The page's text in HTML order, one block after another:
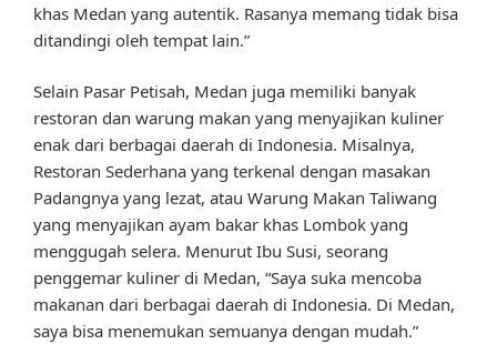
khas Medan yang autentik. Rasanya memang tidak bisa
ditandingi oleh tempat lain.”
Selain Pasar Petisah, Medan juga memiliki banyak
restoran dan warung makan yang menyajikan kuliner
enak dari berbagai daerah di Indonesia. Misalnya,
Restoran Sederhana yang terkenal dengan masakan
Padangnya yang lezat, atau Warung Makan Taliwang
yang menyajikan ayam bakar khas Lombok yang
menggugah selera. Menurut Ibu Susi, seorang
penggemar kuliner di Medan, “Saya suka mencoba
makanan dari berbagai daerah di Indonesia. Di Medan,
saya bisa menemukan semuanya dengan mudah.”